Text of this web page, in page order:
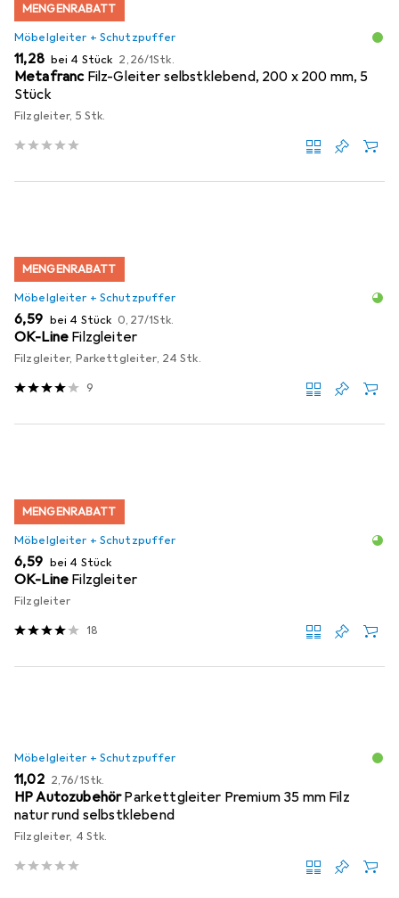
MENGENRABATT
Möbelgleiter + Schutzpuffer
EUR
11,28 bei 4 Stück EUR
2,26/1Stk.
Metafranc Filz-Gleiter selbstklebend, 200 x 200 mm, 5
Stück
Filzgleiter, 5 Stk.
MENGENRABATT
Möbelgleiter + Schutzpuffer
EUR
6,59 bei 4 Stück EUR
0,27/1Stk.
OK-Line Filzgleiter
Filzgleiter, Parkettgleiter, 24 Stk.
9
MENGENRABATT
Möbelgleiter + Schutzpuffer
EUR
6,59 bei 4 Stück
OK-Line Filzgleiter
Filzgleiter
18
Möbelgleiter + Schutzpuffer
EUR
11,02 EUR
2,76/1Stk.
HP AutozubehörParkettgleiter Premium 35 mm Filz
natur rund selbstklebend
Filzgleiter, 4 Stk.